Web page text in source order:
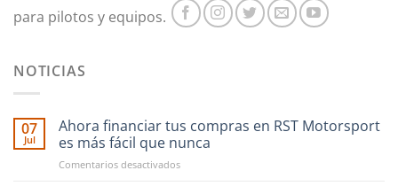
para pilotos y equipos.
NOTICIAS
07
Jul
Ahora financiar tus compras en RST Motorsport
es más fácil que nunca
Comentarios desactivadosen